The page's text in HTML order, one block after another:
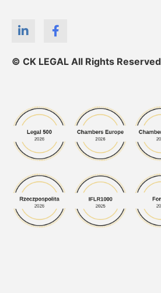
© CK LEGAL All Rights Reserved